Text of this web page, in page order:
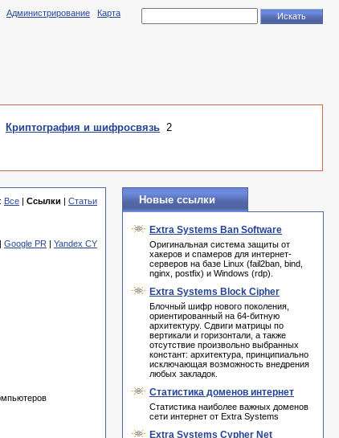
Администрирование Карта
Криптография и шифросвязь 2
Все | Ссылки | Статьи
| Google PR | Yandex CY
Новые ссылки
Extra Systems Ban Software
Оригинальная система защиты от
хакеров и спамеров для интернет-
серверов на базе Linux (fail2ban, bind,
nginx, postfix) и Windows (rdp).
Extra Systems Block Cipher
Блочный шифр нового поколения,
ориентированный на 64-битную
архитектуру. Сдвиги матрицы по
вертикали и горизонтали, а также
отсутствие произвольно выбранных
констант: архитектура, принципиально
исключающая возможность внедрения
любых закладок.
Статистика доменов интернет
Статистика наиболее важных доменов
сети интернет от Extra Systems
Extra Systems Cypher Net